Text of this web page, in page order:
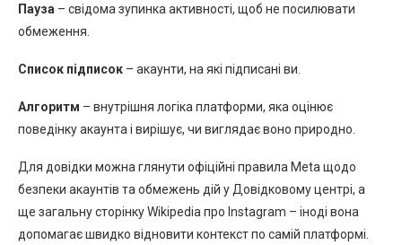
Пауза – свідома зупинка активності, щоб не посилювати
обмеження.
Список підписок – акаунти, на які підписані ви.
Алгоритм – внутрішня логіка платформи, яка оцінює
поведінку акаунта і вирішує, чи виглядає воно природно.
Для довідки можна глянути офіційні правила Meta щодо
безпеки акаунтів та обмежень дій у Довідковому центрі, а
ще загальну сторінку Wikipedia про Instagram – іноді вона
допомагає швидко відновити контекст по самій платформі.